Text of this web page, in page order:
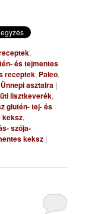
,
és tejmentes
receptek, Paleo,
Ünnepi asztalra |
lisztkeverék,
glutén- tej- és
keksz,
szója-
keksz |